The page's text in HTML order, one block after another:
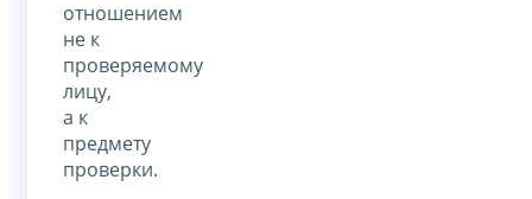
отношением
не к
проверяемому
лицу,
а к
предмету
проверки.